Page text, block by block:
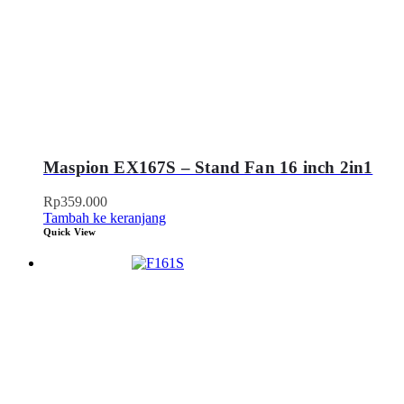
Maspion EX167S – Stand Fan 16 inch 2in1
Rp359.000
Tambah ke keranjang
Quick View